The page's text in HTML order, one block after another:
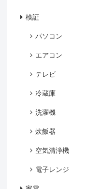
検証
パソコン
エアコン
テレビ
冷蔵庫
洗濯機
炊飯器
空気清浄機
電子レンジ